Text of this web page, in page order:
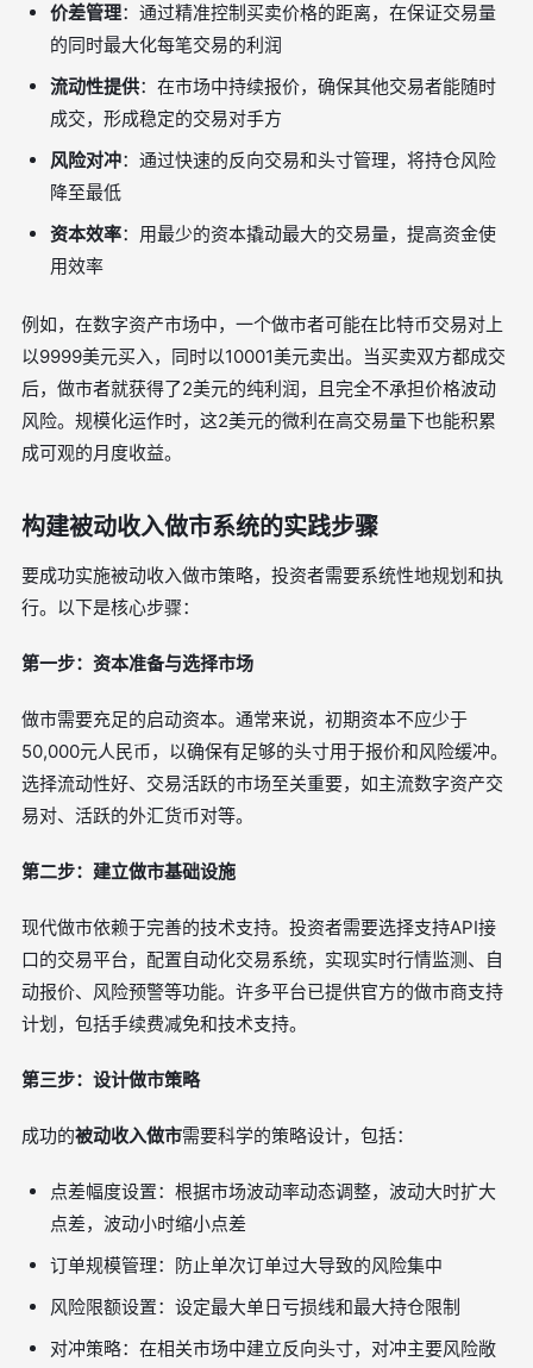
价差管理：通过精准控制买卖价格的距离，在保证交易量
的同时最大化每笔交易的利润
流动性提供：在市场中持续报价，确保其他交易者能随时
成交，形成稳定的交易对手方
风险对冲：通过快速的反向交易和头寸管理，将持仓风险
降至最低
资本效率：用最少的资本撬动最大的交易量，提高资金使
用效率
例如，在数字资产市场中，一个做市者可能在比特币交易对上
以9999美元买入，同时以10001美元卖出。当买卖双方都成交
后，做市者就获得了2美元的纯利润，且完全不承担价格波动
风险。规模化运作时，这2美元的微利在高交易量下也能积累
成可观的月度收益。
构建被动收入做市系统的实践步骤
要成功实施被动收入做市策略，投资者需要系统性地规划和执
行。以下是核心步骤：
第一步：资本准备与选择市场
做市需要充足的启动资本。通常来说，初期资本不应少于
50,000元人民币，以确保有足够的头寸用于报价和风险缓冲。
选择流动性好、交易活跃的市场至关重要，如主流数字资产交
易对、活跃的外汇货币对等。
第二步：建立做市基础设施
现代做市依赖于完善的技术支持。投资者需要选择支持API接
口的交易平台，配置自动化交易系统，实现实时行情监测、自
动报价、风险预警等功能。许多平台已提供官方的做市商支持
计划，包括手续费减免和技术支持。
第三步：设计做市策略
成功的被动收入做市需要科学的策略设计，包括：
点差幅度设置：根据市场波动率动态调整，波动大时扩大
点差，波动小时缩小点差
订单规模管理：防止单次订单过大导致的风险集中
风险限额设置：设定最大单日亏损线和最大持仓限制
对冲策略：在相关市场中建立反向头寸，对冲主要风险敞